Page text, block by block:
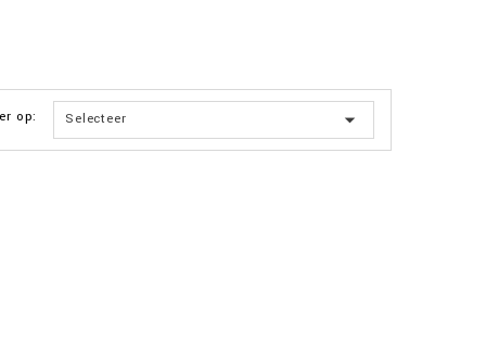
op: Selecteer 